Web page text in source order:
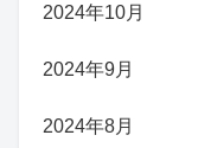
2024年10月
2024年9月
2024年8月